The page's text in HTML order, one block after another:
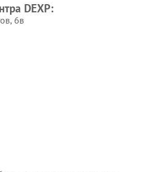
DEXP:
6в